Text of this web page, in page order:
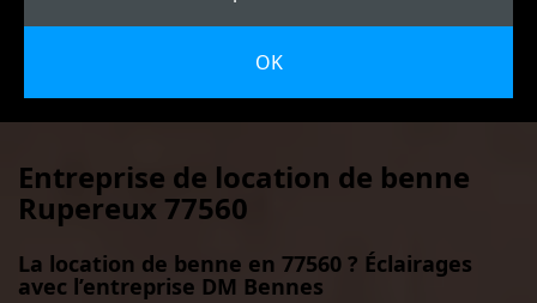
Entreprise de location de benne
Rupereux 77560
La location de benne en 77560 ? Éclairages
avec l’entreprise DM Bennes